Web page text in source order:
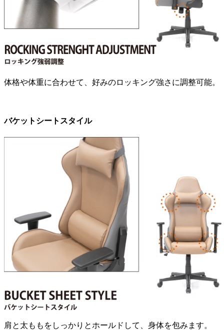
体格や体重に合わせて、好みのロッキング強さに調整可能。
バケットシートスタイル
肩と太ももをしっかりとホールドして、身体を包みます。